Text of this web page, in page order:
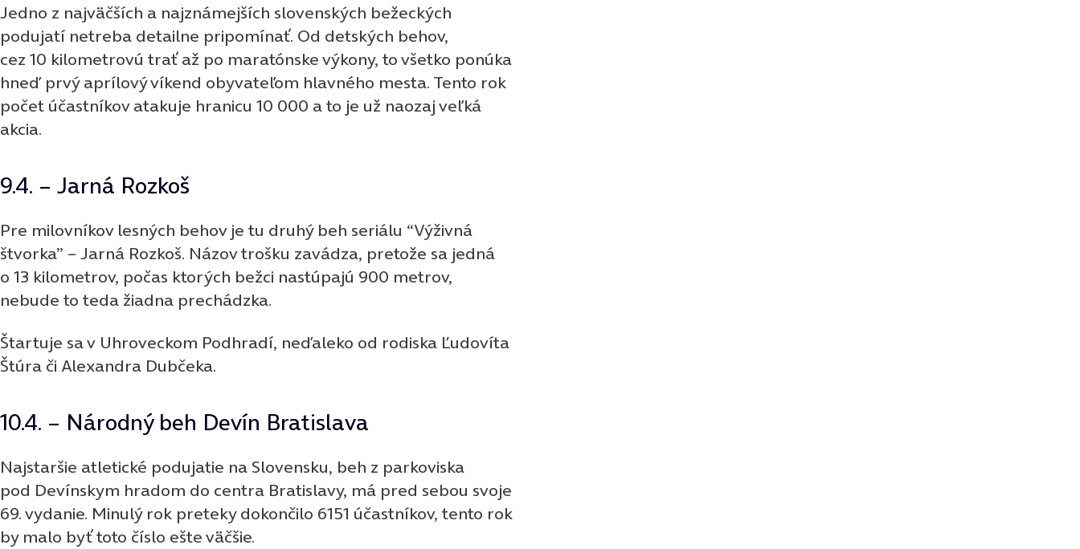
Jedno z najväčších a najznámejších slovenských bežeckých
podujatí netreba detailne pripomínať. Od detských behov,
cez 10 kilometrovú trať až po maratónske výkony, to všetko ponúka
hneď prvý aprílový víkend obyvateľom hlavného mesta. Tento rok
počet účastníkov atakuje hranicu 10 000 a to je už naozaj veľká
akcia.
9.4. – Jarná Rozkoš
Pre milovníkov lesných behov je tu druhý beh seriálu “Výživná
štvorka” – Jarná Rozkoš. Názov trošku zavádza, pretože sa jedná
o 13 kilometrov, počas ktorých bežci nastúpajú 900 metrov,
nebude to teda žiadna prechádzka.
Štartuje sa v Uhroveckom Podhradí, neďaleko od rodiska Ľudovíta
Štúra či Alexandra Dubčeka.
10.4. – Národný beh Devín Bratislava
Najstaršie atletické podujatie na Slovensku, beh z parkoviska
pod Devínskym hradom do centra Bratislavy, má pred sebou svoje
69. vydanie. Minulý rok preteky dokončilo 6151 účastníkov, tento rok
by malo byť toto číslo ešte väčšie.